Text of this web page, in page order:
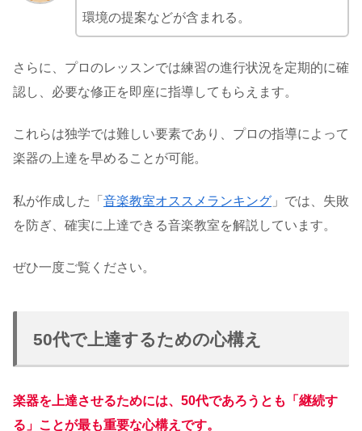
環境の提案などが含まれる。
さらに、プロのレッスンでは練習の進行状況を定期的に確
認し、必要な修正を即座に指導してもらえます。
これらは独学では難しい要素であり、プロの指導によって
楽器の上達を早めることが可能。
私が作成した「 音楽教室オススメランキング 」では、失敗
を防ぎ、確実に上達できる音楽教室を解説しています。
ぜひ一度ご覧ください。
50代で上達するための心構え
楽器を上達させるためには、50代であろうとも「継続す
る」ことが最も重要な心構えです。